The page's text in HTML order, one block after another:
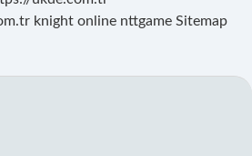
knight online nttgame Sitemap